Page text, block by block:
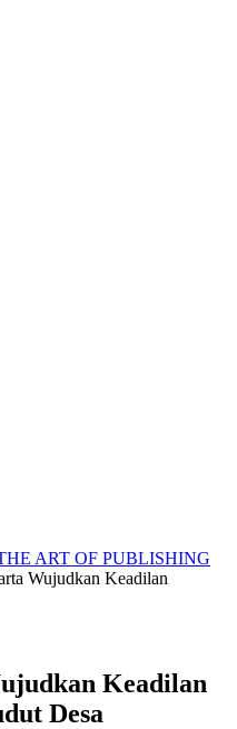
ART OF PUBLISHING
Wujudkan Keadilan
Keadilan
Desa